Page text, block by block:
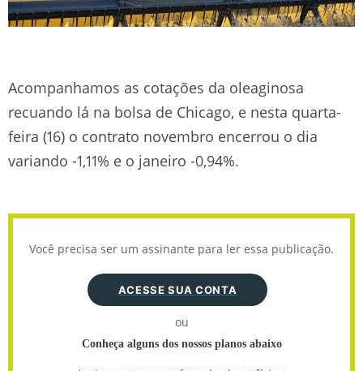
Acompanhamos as cotações da oleaginosa
recuando lá na bolsa de Chicago, e nesta quarta-
feira (16) o contrato novembro encerrou o dia
variando -1,11% e o janeiro -0,94%.
Você precisa ser um assinante para ler essa publicação.
ACESSE SUA CONTA
ou
Conheça alguns dos nossos planos abaixo